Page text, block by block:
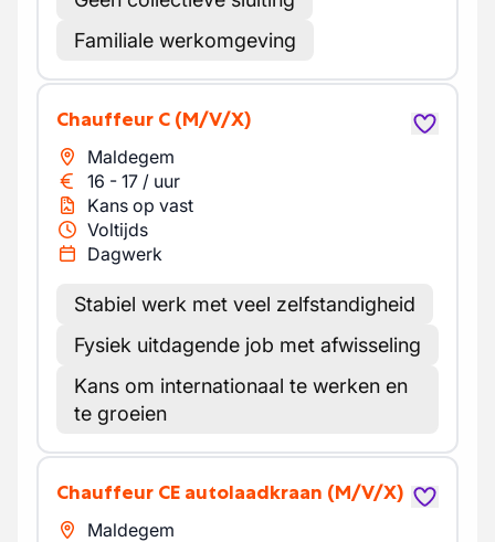
Familiale werkomgeving
Chauffeur C (M/V/X)
Maldegem
16 - 17 / uur
Kans op vast
Voltijds
Dagwerk
Stabiel werk met veel zelfstandigheid
Fysiek uitdagende job met afwisseling
Kans om internationaal te werken en
te groeien
Chauffeur CE autolaadkraan (M/V/X)
Maldegem